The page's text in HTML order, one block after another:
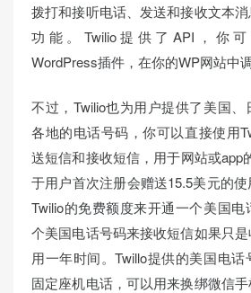
拨打和接听电话、发送和接收文本
功能。Twilio提供了API，你
WordPress插件，在你的WP网站中
不过，Twilio也为用户提供了美国
各地的电话号码，你可以直接使用
送短信和接收短信，用于网站或app
于用户首次注册会赠送15.5美元的
Twilio的免费额度来开通一个美国
个美国电话号码来接收短信如果只
用一年时间。Twillo提供的美国电
固定座机电话，可以用来换绑微信